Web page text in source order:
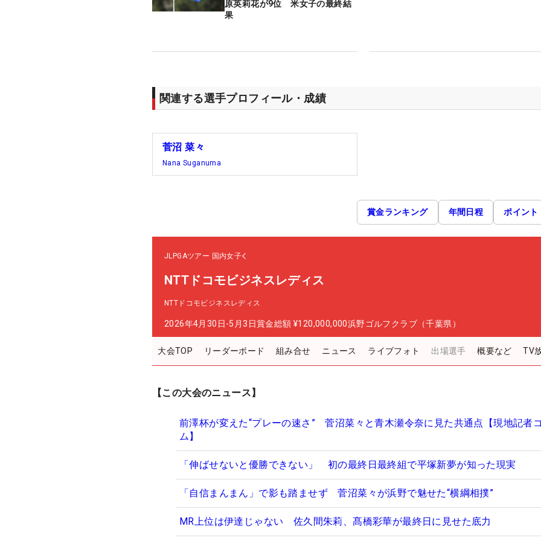
原英莉花が9位 米女子の最終結
果
関連する選手プロフィール・成績
菅沼 菜々
Nana Suganuma
賞金ランキング 年間日程 ポイント
JLPGAツアー 国内女子
NTTドコモビジネスレディス
NTTドコモビジネスレディス
2026年4月30日-5月3日賞金総額 ¥120,000,000浜野ゴルフクラブ（千葉県）
大会TOP リーダーボード 組み合せ ニュース ライブフォト 出場選手 概要など TV
【この大会のニュース】
前澤杯が変えた“プレーの速さ” 菅沼菜々と青木瀬令奈に見た共通点【現地記者
ム】
「伸ばせないと優勝できない」 初の最終日最終組で平塚新夢が知った現実
「自信まんまん」で影も踏ませず 菅沼菜々が浜野で魅せた“横綱相撲”
MR上位は伊達じゃない 佐久間朱莉、髙橋彩華が最終日に見せた底力